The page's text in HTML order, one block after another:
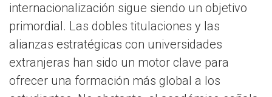
internacionalización sigue siendo un objetivo
primordial. Las dobles titulaciones y las
alianzas estratégicas con universidades
extranjeras han sido un motor clave para
ofrecer una formación más global a los